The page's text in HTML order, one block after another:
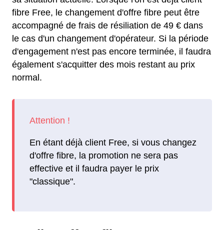
fibre Free, le changement d'offre fibre peut être
accompagné de frais de résiliation de 49 € dans
le cas d'un changement d'opérateur. Si la période
d'engagement n'est pas encore terminée, il faudra
également s'acquitter des mois restant au prix
normal.
En étant déjà client Free, si vous changez
d'offre fibre, la promotion ne sera pas
effective et il faudra payer le prix
"classique".